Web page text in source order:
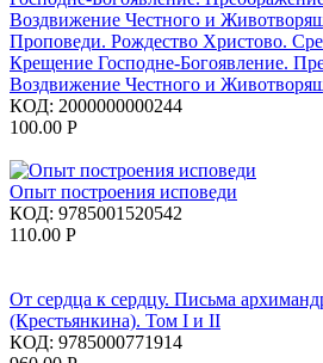
Проповеди. Рождество Христово.
Крещение Господне-Богоявление.
Воздвижение Честного и
КОД: 2000000000244
100.00 Р
Опыт построения исповеди
КОД: 9785001520542
110.00 Р
От сердца к сердцу. Письма
(Крестьянкина). Том I и II
КОД: 9785000771914